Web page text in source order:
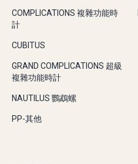
COMPLICATIONS 複雜功能時
計
CUBITUS
GRAND COMPLICATIONS 超級
複雜功能時計
NAUTILUS 鸚鵡螺
PP-其他